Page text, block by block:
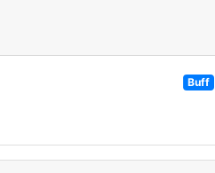
Buff